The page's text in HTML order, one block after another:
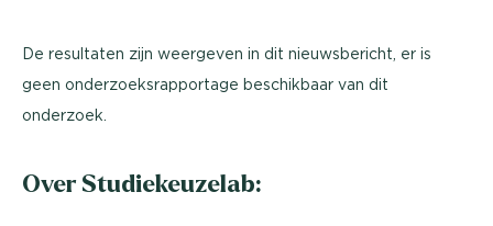
De resultaten zijn weergeven in dit nieuwsbericht, er is
geen onderzoeksrapportage beschikbaar van dit
onderzoek.
Over Studiekeuzelab: